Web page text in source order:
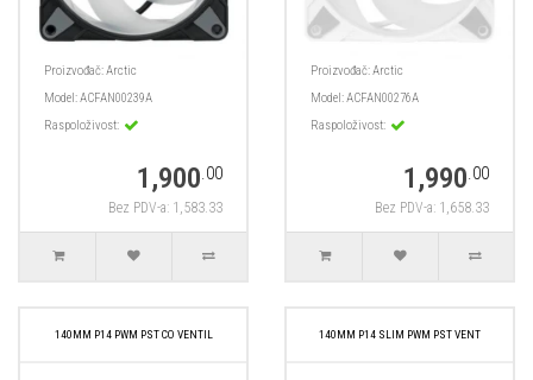
Proizvođač:Arctic
Model:ACFAN00239A
Raspoloživost:
1,900.00
Bez PDV-a: 1,583.33
Proizvođač:Arctic
Model:ACFAN00276A
Raspoloživost:
1,990.00
Bez PDV-a: 1,658.33
140MM P14 PWM PST CO VENTIL 140MM P14 SLIM PWM PST VENT